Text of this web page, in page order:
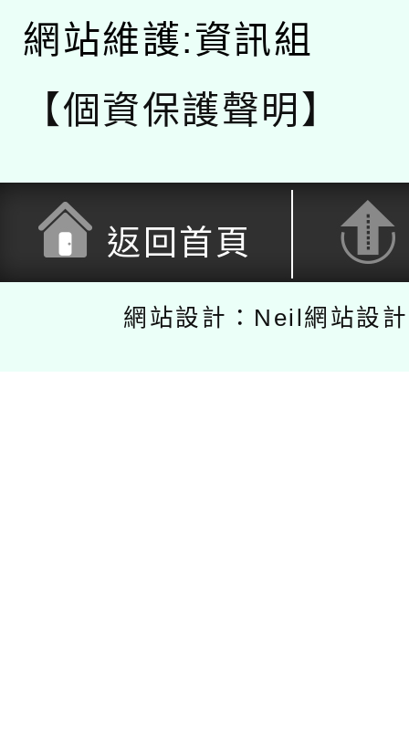
網站維護:資訊組
【個資保護聲明】
返回首頁
網站設計：Neil網站設